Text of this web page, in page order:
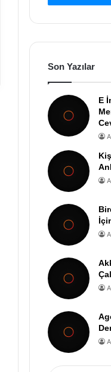
Son Yazılar
E